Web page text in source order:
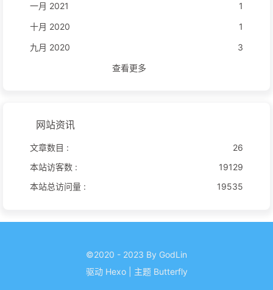
一月 2021
1
十月 2020
1
九月 2020
3
查看更多
网站资讯
文章数目 :
26
本站访客数 :
19129
本站总访问量 :
19535
©2020 - 2023 By GodLin
驱动 Hexo 主题 Butterfly